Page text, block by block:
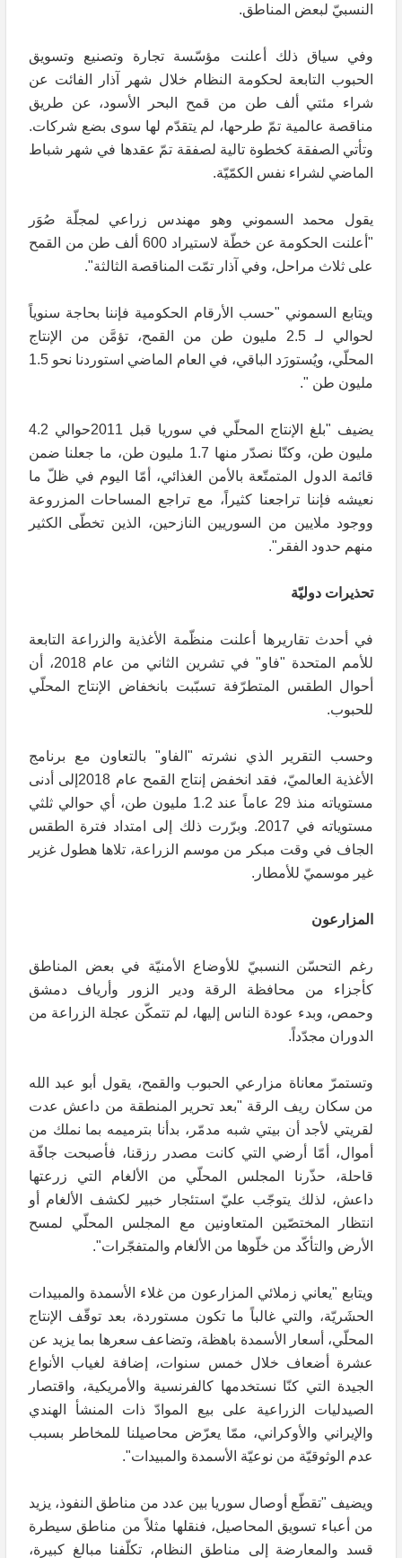
النسبيّ لبعض المناطق.
وفي سياق ذلك أعلنت مؤسّسة تجارة وتصنيع وتسويق
الحبوب التابعة لحكومة النظام خلال شهر آذار الفائت عن
شراء مئتي ألف طن من قمح البحر الأسود، عن طريق
مناقصة عالمية تمّ طرحها، لم يتقدّم لها سوى بضع شركات.
وتأتي الصفقة كخطوة تالية لصفقة تمّ عقدها في شهر شباط
الماضي لشراء نفس الكمّيّة.
يقول محمد السموني وهو مهندس زراعي لمجلّة صُوَر
"أعلنت الحكومة عن خطّة لاستيراد 600 ألف طن من القمح
على ثلاث مراحل، وفي آذار تمّت المناقصة الثالثة".
ويتابع السموني "حسب الأرقام الحكومية فإننا بحاجة سنوياً
لحوالي لـ 2.5 مليون طن من القمح، تؤمَّن من الإنتاج
المحلّي، ويُستورَد الباقي، في العام الماضي استوردنا نحو 1.5
مليون طن ".
يضيف "بلغ الإنتاج المحلّي في سوريا قبل 2011حوالي 4.2
مليون طن، وكنّا نصدّر منها 1.7 مليون طن، ما جعلنا ضمن
قائمة الدول المتمتّعة بالأمن الغذائي، أمّا اليوم في ظلّ ما
نعيشه فإننا تراجعنا كثيراً، مع تراجع المساحات المزروعة
ووجود ملايين من السوريين النازحين، الذين تخطّى الكثير
منهم حدود الفقر".
تحذيرات دوليّة
في أحدث تقاريرها أعلنت منظّمة الأغذية والزراعة التابعة
للأمم المتحدة "فاو" في تشرين الثاني من عام 2018، أن
أحوال الطقس المتطرّفة تسبّبت بانخفاض الإنتاج المحلّي
للحبوب.
وحسب التقرير الذي نشرته "الفاو" بالتعاون مع برنامج
الأغذية العالميّ، فقد انخفض إنتاج القمح عام 2018إلى أدنى
مستوياته منذ 29 عاماً عند 1.2 مليون طن، أي حوالي ثلثي
مستوياته في 2017. وبرّرت ذلك إلى امتداد فترة الطقس
الجاف في وقت مبكر من موسم الزراعة، تلاها هطول غزير
غير موسميّ للأمطار.
المزارعون
رغم التحسّن النسبيّ للأوضاع الأمنيّة في بعض المناطق
كأجزاء من محافظة الرقة ودير الزور وأرياف دمشق
وحمص، وبدء عودة الناس إليها، لم تتمكّن عجلة الزراعة من
الدوران مجدّداً.
وتستمرّ معاناة مزارعي الحبوب والقمح، يقول أبو عبد الله
من سكان ريف الرقة "بعد تحرير المنطقة من داعش عدت
لقريتي لأجد أن بيتي شبه مدمّر، بدأنا بترميمه بما نملك من
أموال، أمّا أرضي التي كانت مصدر رزقنا، فأصبحت جافّة
قاحلة، حذّرنا المجلس المحلّي من الألغام التي زرعتها
داعش، لذلك يتوجّب عليّ استئجار خبير لكشف الألغام أو
انتظار المختصّين المتعاونين مع المجلس المحلّي لمسح
الأرض والتأكّد من خلّوها من الألغام والمتفجّرات".
ويتابع "يعاني زملائي المزارعون من غلاء الأسمدة والمبيدات
الحشَريّة، والتي غالباً ما تكون مستوردة، بعد توقّف الإنتاج
المحلّي، أسعار الأسمدة باهظة، وتضاعف سعرها بما يزيد عن
عشرة أضعاف خلال خمس سنوات، إضافة لغياب الأنواع
الجيدة التي كنّا نستخدمها كالفرنسية والأمريكية، واقتصار
الصيدليات الزراعية على بيع الموادّ ذات المنشأ الهندي
والإيراني والأوكراني، ممّا يعرّض محاصيلنا للمخاطر بسبب
عدم الوثوقيّة من نوعيّة الأسمدة والمبيدات".
ويضيف "تقطّع أوصال سوريا بين عدد من مناطق النفوذ، يزيد
من أعباء تسويق المحاصيل، فنقلها مثلاً من مناطق سيطرة
قسد والمعارضة إلى مناطق النظام، تكلّفنا مبالغ كبيرة،